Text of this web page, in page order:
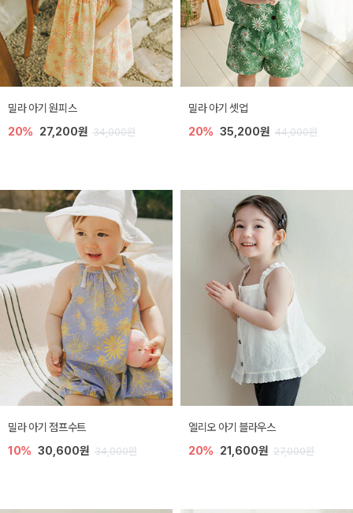
밀라 아기 원피스
20% 27,200원 34,000원
밀라 아기 셋업
20% 35,200원 44,000원
밀라 아기 점프수트
10% 30,600원 34,000원
엘리오 아기 블라우스
20% 21,600원 27,000원